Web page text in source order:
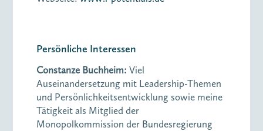
Persönliche Interessen
Constanze Buchheim: Viel
Auseinandersetzung mit Leadership-Themen
und Persönlichkeitsentwicklung sowie meine
Tätigkeit als Mitglied der
Monopolkommission der Bundesregierung